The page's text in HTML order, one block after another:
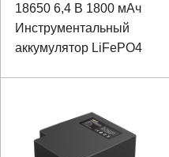
18650 6,4 В 1800 мАч
Инструментальный
аккумулятор LiFePO4